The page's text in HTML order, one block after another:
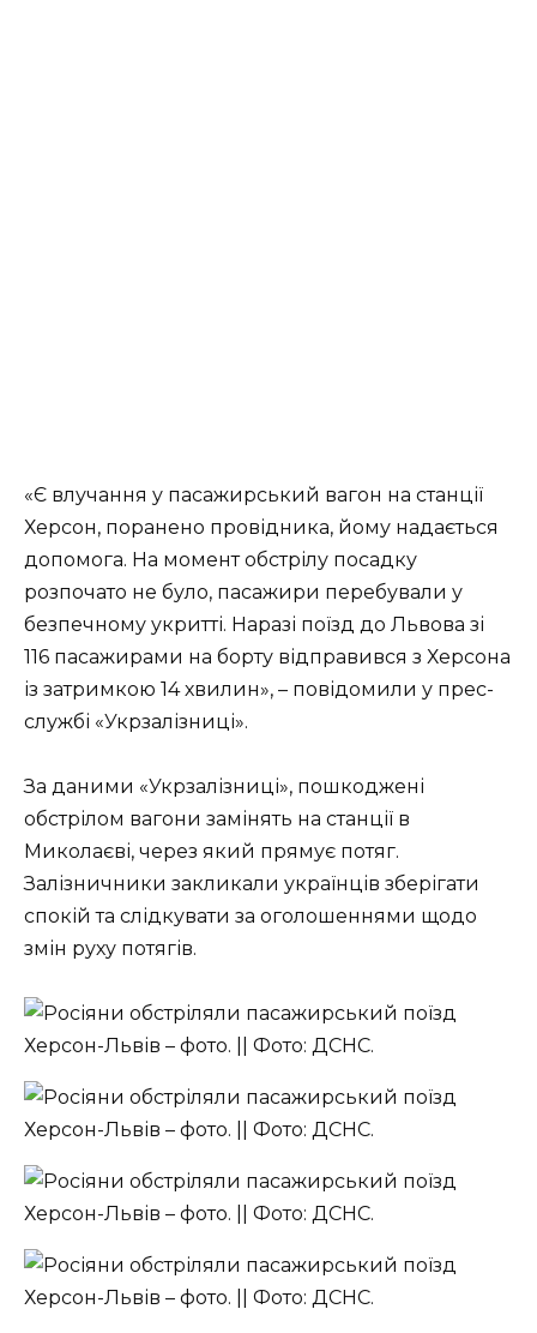
«Є влучання у пасажирський вагон на станції
Херсон, поранено провідника, йому надається
допомога. На момент обстрілу посадку
розпочато не було, пасажири перебували у
безпечному укритті. Наразі поїзд до Львова зі
116 пасажирами на борту відправився з Херсона
із затримкою 14 хвилин», – повідомили у прес-
службі «Укрзалізниці».
За даними «Укрзалізниці», пошкоджені
обстрілом вагони замінять на станції в
Миколаєві, через який прямує потяг.
Залізничники закликали українців зберігати
спокій та слідкувати за оголошеннями щодо
змін руху потягів.